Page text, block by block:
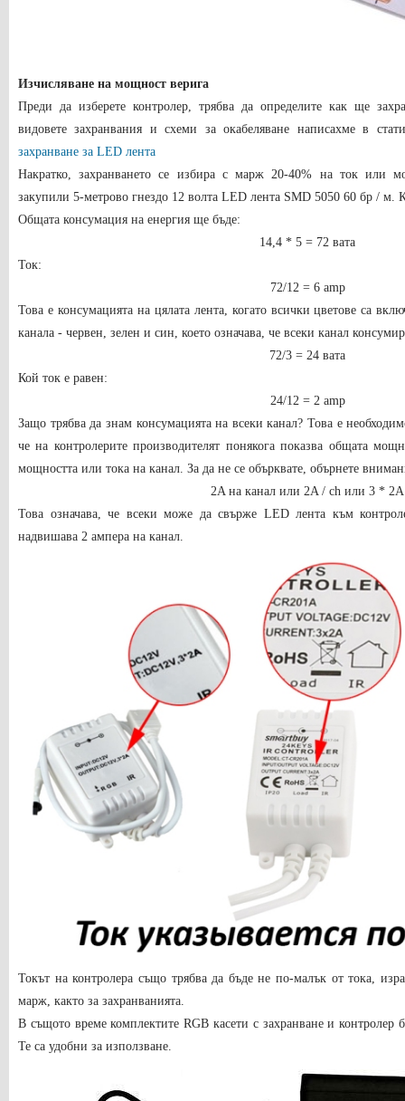
Изчисляване на мощност верига
Преди да изберете контролер, трябва да определите как ще
видовете захранвания и схеми за окабеляване написахме в
захранване за LED лента
Накратко, захранването се избира с марж 20-40% на ток или
закупили 5-метрово гнездо 12 волта LED лента SMD 5050 60 бр / м.
Общата консумация на енергия ще бъде:
14,4 * 5 = 72 вата
Ток:
72/12 = 6 amp
Това е консумацията на цялата лента, когато всички цветове са
канала - червен, зелен и син, което означава, че всеки канал
72/3 = 24 вата
Кой ток е равен:
24/12 = 2 amp
Защо трябва да знам консумацията на всеки канал? Това е
че на контролерите производителят понякога показва общата
мощността или тока на канал. За да не се обърквате, обърнете
2A на канал или 2A / ch или 3 * 2A
Това означава, че всеки може да свърже LED лента към
надвишава 2 ампера на канал.
Токът на контролера също трябва да бъде не по-малък от тока,
марж, както за захранванията.
В същото време комплектите RGB касети с захранване и контролер
Те са удобни за използване.